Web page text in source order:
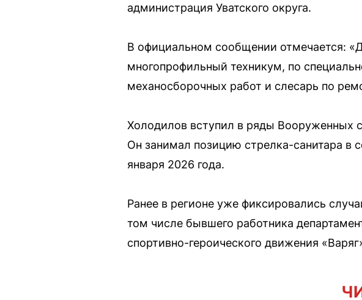
администрация Уватского округа.
В официальном сообщении отмечается:
многопрофильный техникум, по
механосборочных работ и слесарь по
Холодилов вступил в ряды Вооруженных
Он занимал позицию стрелка-санитара в
января 2026 года.
Ранее в регионе уже фиксировались
том числе бывшего работника
спортивно-героического движения